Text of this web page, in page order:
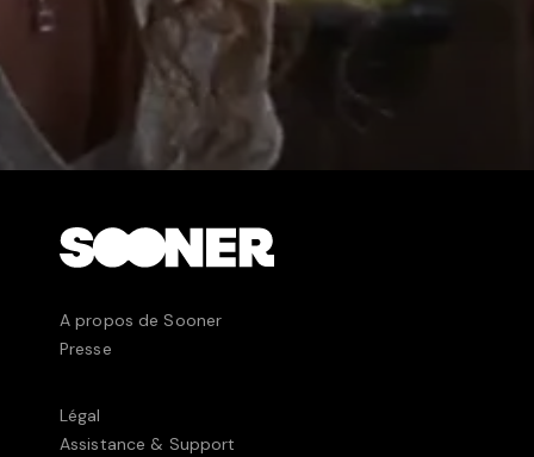
A propos de Sooner
Presse
Légal
Assistance & Support